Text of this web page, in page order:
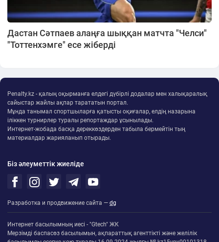
Дастан Сәтпаев алаңға шыққан матчта "Челси"
"Тоттенхэмге" есе жіберді
Penalty.kz - қалың оқырманға елдегі дүбірлі додалар мен халықаралық
сайыстар жайлы ақпар тарататын портал.
Мұнда танымал спортшыларға қатысты оқиғалар, елдің назарына
іліккен турнирлер туралы репортаждар ұсынылады.
Интернет-жобада басқа дереккөздерден табыла бермейтін тың
материалдар жарияланып отырады.
Біз әлеуметтік жиеліде
Разработка и продвижение сайта — dg
Интернет басылымның иесі - "Gtech" ЖК
Мерзімді баспасөз басылымын, ақпараттық агенттікті және желілік